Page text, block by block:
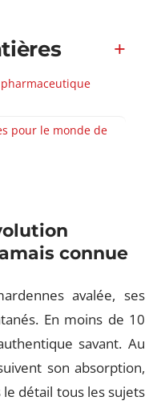
pour le monde de
connue
avalée, ses
En moins de 10
savant. Au
son absorption,
détail tous les sujets